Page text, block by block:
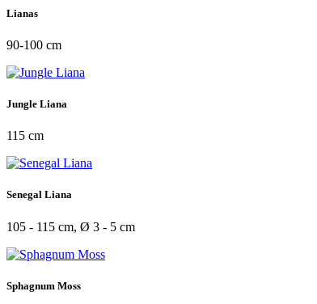
Lianas
90-100 cm
Jungle Liana
115 cm
Senegal Liana
105 - 115 cm, Ø 3 - 5 cm
Sphagnum Moss